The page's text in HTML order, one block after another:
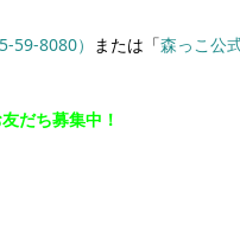
59-8080） または「森っこ公
だち募集中！